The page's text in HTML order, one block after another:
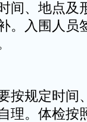
间、地点及
。入围人员
按规定时间
理。体检按